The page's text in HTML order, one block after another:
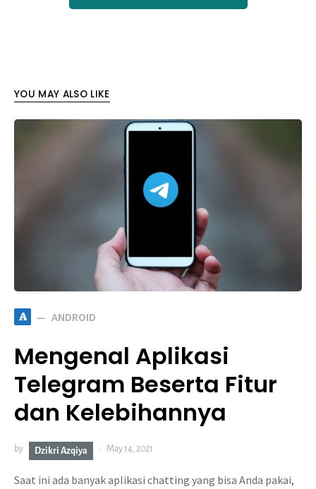
YOU MAY ALSO LIKE
A ANDROID
Mengenal Aplikasi
Telegram Beserta Fitur
dan Kelebihannya
by Dzikri Azqiya May 14, 2021
Saat ini ada banyak aplikasi chatting yang bisa Anda pakai,